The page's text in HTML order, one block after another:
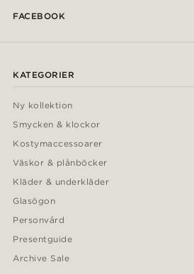
FACEBOOK
KATEGORIER
Ny kollektion
Smycken & klockor
Kostymaccessoarer
Väskor & plånböcker
Kläder & underkläder
Glasögon
Personvård
Presentguide
Archive Sale